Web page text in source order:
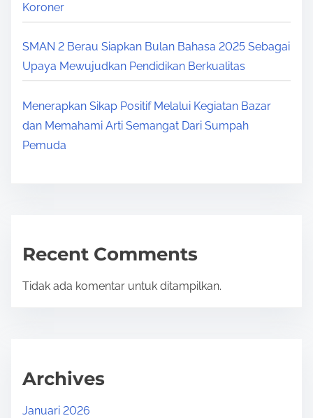
Koroner
SMAN 2 Berau Siapkan Bulan Bahasa 2025 Sebagai
Upaya Mewujudkan Pendidikan Berkualitas
Menerapkan Sikap Positif Melalui Kegiatan Bazar
dan Memahami Arti Semangat Dari Sumpah
Pemuda
Recent Comments
Tidak ada komentar untuk ditampilkan.
Archives
Januari 2026